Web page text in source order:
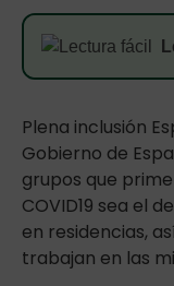
Plena inclusión
Gobierno de
grupos que
COVID19 sea el
en residencias,
trabajan en las